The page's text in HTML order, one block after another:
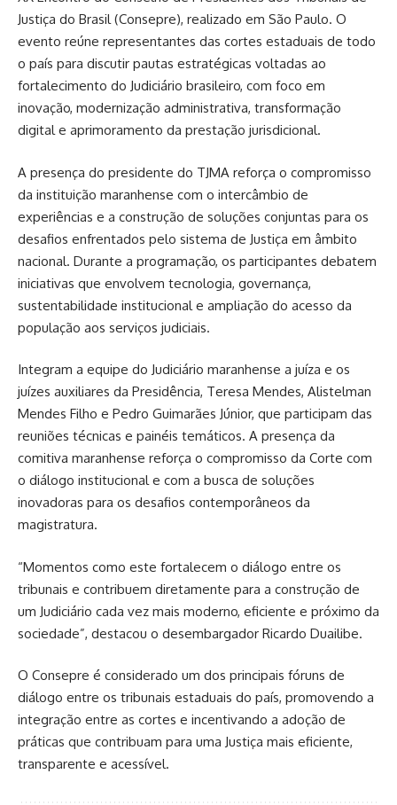
Justiça do Brasil (Consepre), realizado em São Paulo. O
evento reúne representantes das cortes estaduais de todo
o país para discutir pautas estratégicas voltadas ao
fortalecimento do Judiciário brasileiro, com foco em
inovação, modernização administrativa, transformação
digital e aprimoramento da prestação jurisdicional.
A presença do presidente do TJMA reforça o compromisso
da instituição maranhense com o intercâmbio de
experiências e a construção de soluções conjuntas para os
desafios enfrentados pelo sistema de Justiça em âmbito
nacional. Durante a programação, os participantes debatem
iniciativas que envolvem tecnologia, governança,
sustentabilidade institucional e ampliação do acesso da
população aos serviços judiciais.
Integram a equipe do Judiciário maranhense a juíza e os
juízes auxiliares da Presidência, Teresa Mendes, Alistelman
Mendes Filho e Pedro Guimarães Júnior, que participam das
reuniões técnicas e painéis temáticos. A presença da
comitiva maranhense reforça o compromisso da Corte com
o diálogo institucional e com a busca de soluções
inovadoras para os desafios contemporâneos da
magistratura.
“Momentos como este fortalecem o diálogo entre os
tribunais e contribuem diretamente para a construção de
um Judiciário cada vez mais moderno, eficiente e próximo da
sociedade”, destacou o desembargador Ricardo Duailibe.
O Consepre é considerado um dos principais fóruns de
diálogo entre os tribunais estaduais do país, promovendo a
integração entre as cortes e incentivando a adoção de
práticas que contribuam para uma Justiça mais eficiente,
transparente e acessível.